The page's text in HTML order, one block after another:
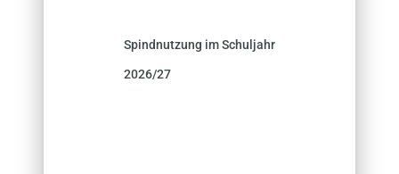
Spindnutzung im Schuljahr
2026/27